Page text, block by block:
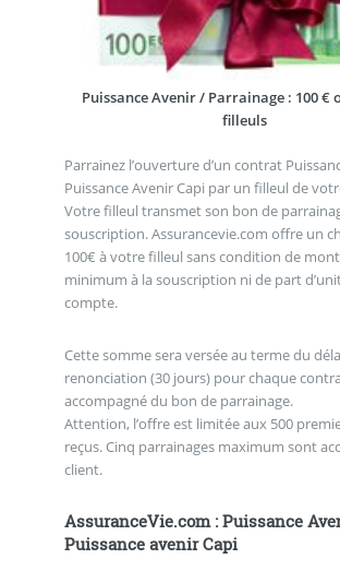
Puissance Avenir / Parrainage : 100 €
filleuls
Parrainez l’ouverture d’un contrat
Puissance Avenir Capi par un filleul de
Votre filleul transmet son bon de
souscription. Assurancevie.com offre un
100€ à votre filleul sans condition de
minimum à la souscription ni de part
compte.
Cette somme sera versée au terme du
renonciation (30 jours) pour chaque
accompagné du bon de parrainage.
Attention, l’offre est limitée aux 500
reçus. Cinq parrainages maximum sont
client.
AssuranceVie.com : Puissance
Puissance avenir Capi